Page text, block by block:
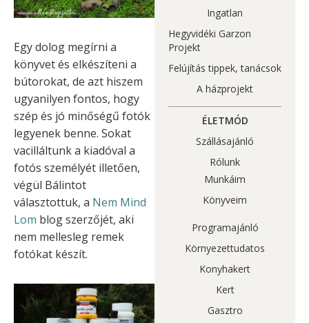
Egy dolog megírni a
könyvet és elkészíteni a
bútorokat, de azt hiszem
ugyanilyen fontos, hogy
szép és jó minőségű fotók
legyenek benne. Sokat
vacilláltunk a kiadóval a
fotós személyét illetően,
végül Bálintot
választottuk, a Nem Mind
Lom blog szerzőjét, aki
nem mellesleg remek
fotókat készít.
Ingatlan
Hegyvidéki Garzon
Projekt
Felújítás tippek, tanácsok
A házprojekt
ÉLETMÓD
Szállásajánló
Rólunk
Munkáim
Könyveim
Programajánló
Környezettudatos
Konyhakert
Kert
Gasztro